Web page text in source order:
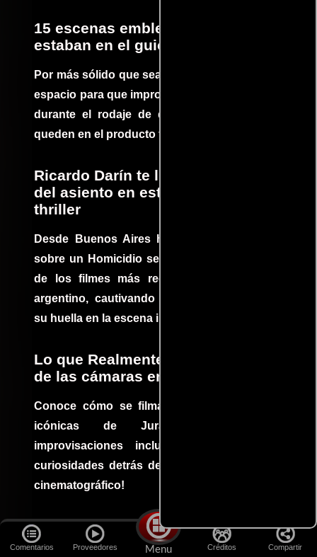
Comentarios Proveedores Menu Créditos Compartir
15 escenas emblemáticas que no
estaban en el guion
Por más sólido que sea un guión siempre hay
espacio para que improvisaciones que se dan
durante el rodaje de determinadas escenas
queden en el producto final.
Ricardo Darín te llevará al borde
del asiento en este increíble
thriller
Desde Buenos Aires hasta el mundo, Tesis
sobre un Homicidio se ha convertido en uno
de los filmes más recomendados del cine
argentino, cautivando audiencias y dejando
su huella en la escena internacional.
Lo que Realmente Sucedió detrás
de las cámaras en Jurassic Park
Conoce cómo se filmaron algunas escenas
icónicas de Jurassic Park, con
improvisaciones incluidas. ¡Descubre las
curiosidades detrás del rodaje de un clásico
cinematográfico!
Las mejores escenas de acción
en la Historia del cine